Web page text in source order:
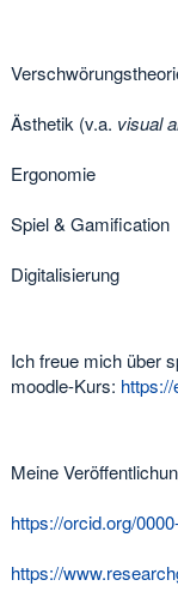
Ästhetik (v.a. visual
Ergonomie
Spiel & Gamification
Digitalisierung
Ich freue mich über
moodle-Kurs:
Meine
https://orcid.org/
https://